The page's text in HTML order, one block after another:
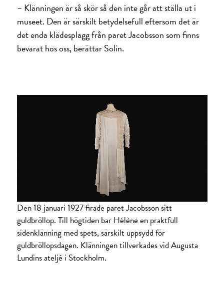
– Klänningen är så skör så den inte går att ställa ut i
museet. Den är särskilt betydelsefull eftersom det är
det enda klädesplagg från paret Jacobsson som finns
bevarat hos oss, berättar Solin.
Den 18 januari 1927 firade paret Jacobsson sitt
guldbröllop. Till högtiden bar Hélène en praktfull
sidenklänning med spets, särskilt uppsydd för
guldbröllopsdagen. Klänningen tillverkades vid Augusta
Lundins ateljé i Stockholm.